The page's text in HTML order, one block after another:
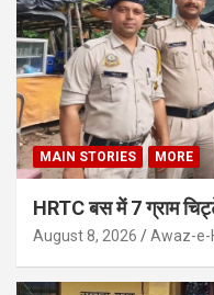
MAIN STORIES MORE
HRTC बस में 7 ग्राम
August 8, 2026 Awaz-e-